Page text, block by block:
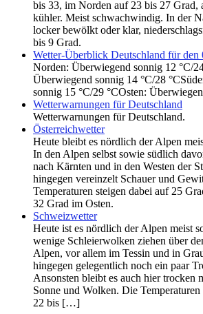
bis 33, im Norden auf 23 bis 27 Grad,
kühler. Meist schwachwindig. In der
locker bewölkt oder klar,
bis 9 Grad.
Wetter-Überblick Deutschland für den
Norden: Überwiegend sonnig 12 °C/
Überwiegend sonnig 14 °C/28
sonnig 15 °C/29 °COsten:
Wetterwarnungen für Deutschland
Wetterwarnungen für Deutschland.
Österreichwetter
Heute bleibt es nördlich der Alpen
In den Alpen selbst sowie südlich
nach Kärnten und in den Westen der
hingegen vereinzelt Schauer und
Temperaturen steigen dabei auf 25
32 Grad im Osten.
Schweizwetter
Heute ist es nördlich der Alpen meist
wenige Schleierwolken ziehen über
Alpen, vor allem im Tessin und in
hingegen gelegentlich noch ein paar
Ansonsten bleibt es auch hier trocken
Sonne und Wolken. Die
22 bis […]